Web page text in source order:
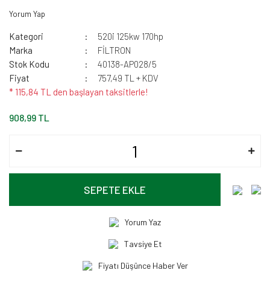
Yorum Yap
Kategori
520i 125kw 170hp
Marka
FİLTRON
Stok Kodu
40138-AP028/5
Fiyat
757,49 TL + KDV
* 115,84 TL den başlayan taksitlerle!
908,99 TL
SEPETE EKLE
Yorum Yaz
Tavsiye Et
Fiyatı Düşünce Haber Ver